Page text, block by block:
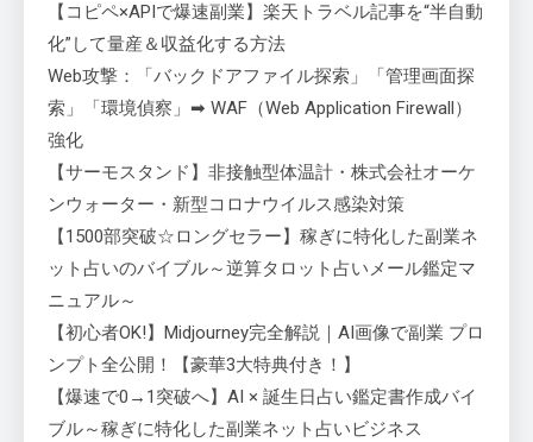
【コピペ×APIで爆速副業】楽天トラベル記事を“半自動
化”して量産＆収益化する方法
Web攻撃：「バックドアファイル探索」「管理画面探
索」「環境偵察」➡ WAF（Web Application Firewall）
強化
【サーモスタンド】非接触型体温計・株式会社オーケ
ンウォーター・新型コロナウイルス感染対策
【1500部突破☆ロングセラー】稼ぎに特化した副業ネ
ット占いのバイブル～逆算タロット占いメール鑑定マ
ニュアル～
【初心者OK!】Midjourney完全解説｜AI画像で副業 プロ
ンプト全公開！【豪華3大特典付き！】
【爆速で0→1突破へ】AI × 誕生日占い鑑定書作成バイ
ブル～稼ぎに特化した副業ネット占いビジネス